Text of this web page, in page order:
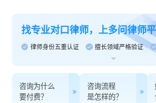
找专业对口律师，上多问律师
律师身份五重认证 擅长领域严格验证
咨询为什么
要付费？
咨询流程
是怎样的？